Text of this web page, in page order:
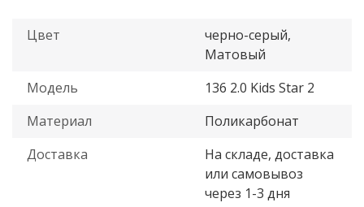
Цвет
черно-серый,
Матовый
Модель
136 2.0 Kids Star 2
Материал
Поликарбонат
Доставка
На складе, доставка
или самовывоз
через 1-3 дня